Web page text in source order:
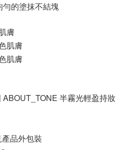
的塗抹不結塊
膚
肌膚
肌膚
半霧光輕盈持妝
品外包裝